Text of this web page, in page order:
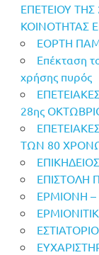
ΕΠΕΤΕΙΟΥ
ΚΟΙΝΟΤΗΤΑΣ
ΕΟΡΤΗ
Επέκταση
χρήσης πυρός
28ης
ΤΩΝ 80
ΕΠΙΣΤΟΛΗ
ΕΡΜΙΟΝΗ –